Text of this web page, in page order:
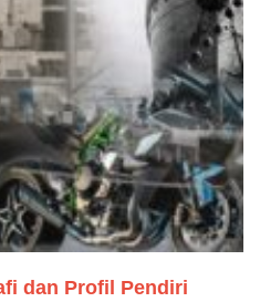
dan Profil Pendiri